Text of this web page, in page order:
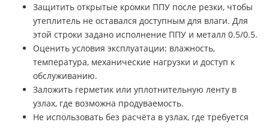
Защитить открытые кромки ППУ после резки, чтобы
утеплитель не оставался доступным для влаги. Для
этой строки задано исполнение ППУ и металл 0.5/0.5.
Оценить условия эксплуатации: влажность,
температура, механические нагрузки и доступ к
обслуживанию.
Заложить герметик или уплотнительную ленту в
узлах, где возможна продуваемость.
Не использовать без расчёта в узлах, где требуется